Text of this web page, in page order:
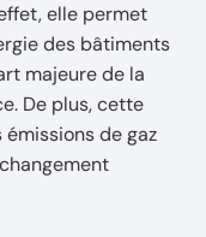
elle permet
des bâtiments
majeure de la
De plus, cette
de gaz